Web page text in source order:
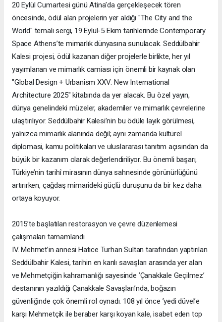
20 Eylül Cumartesi günü Atina’da gerçekleşecek tören
öncesinde, ödül alan projelerin yer aldığı "The City and the
World" temalı sergi, 19 Eylül-5 Ekim tarihlerinde Contemporary
Space Athens’te mimarlık dünyasına sunulacak. Seddülbahir
Kalesi projesi, ödül kazanan diğer projelerle birlikte, her yıl
yayımlanan ve mimarlık camiası için önemli bir kaynak olan
"Global Design + Urbanism XXV: New International
Architecture 2025" kitabında da yer alacak. Bu özel yayın,
dünya genelindeki müzeler, akademiler ve mimarlık çevrelerine
ulaştırılıyor. Seddülbahir Kalesi’nin bu ödüle layık görülmesi,
yalnızca mimarlık alanında değil; aynı zamanda kültürel
diplomasi, kamu politikaları ve uluslararası tanıtım açısından da
büyük bir kazanım olarak değerlendiriliyor. Bu önemli başarı,
Türkiye’nin tarihî mirasının dünya sahnesinde görünürlüğünü
artırırken, çağdaş mimarideki güçlü duruşunu da bir kez daha
ortaya koyuyor.
2015’te başlatılan restorasyon ve çevre düzenlemesi
çalışmaları tamamlandı
IV. Mehmet’in annesi Hatice Turhan Sultan tarafından yaptırılan
Seddülbahir Kalesi, tarihin en kanlı savaşları arasında yer alan
ve Mehmetçiğin kahramanlığı sayesinde ’Çanakkale Geçilmez’
destanının yazıldığı Çanakkale Savaşları’nda, boğazın
güvenliğinde çok önemli rol oynadı. 108 yıl önce ’yedi düvel’e
karşı Mehmetçik ile beraber karşı koyan kale, isabet eden top